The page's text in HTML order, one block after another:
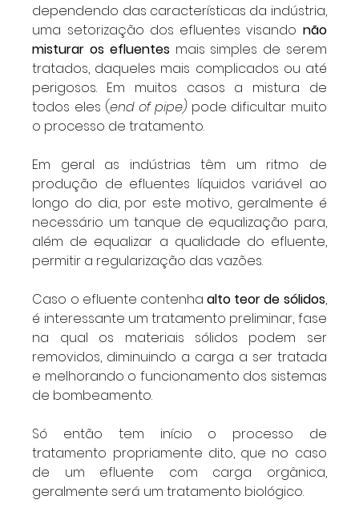
dependendo das características da indústria,
uma setorização dos efluentes visando não
misturar os efluentes mais simples de serem
tratados, daqueles mais complicados ou até
perigosos. Em muitos casos a mistura de
todos eles (end of pipe) pode dificultar muito
o processo de tratamento.
Em geral as indústrias têm um ritmo de
produção de efluentes líquidos variável ao
longo do dia, por este motivo, geralmente é
necessário um tanque de equalização para,
além de equalizar a qualidade do efluente,
permitir a regularização das vazões.
Caso o efluente contenha alto teor de sólidos,
é interessante um tratamento preliminar, fase
na qual os materiais sólidos podem ser
removidos, diminuindo a carga a ser tratada
e melhorando o funcionamento dos sistemas
de bombeamento.
Só então tem início o processo de
tratamento propriamente dito, que no caso
de um efluente com carga orgânica,
geralmente será um tratamento biológico.